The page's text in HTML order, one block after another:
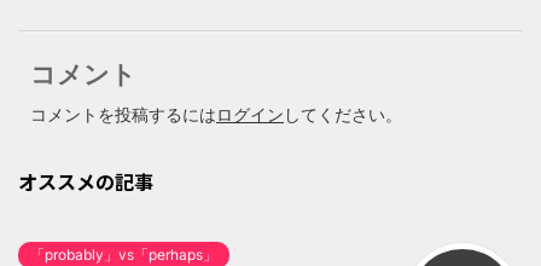
コメント
コメントを投稿するにはログイン してください。
オススメの記事
「probably」vs「perhaps」